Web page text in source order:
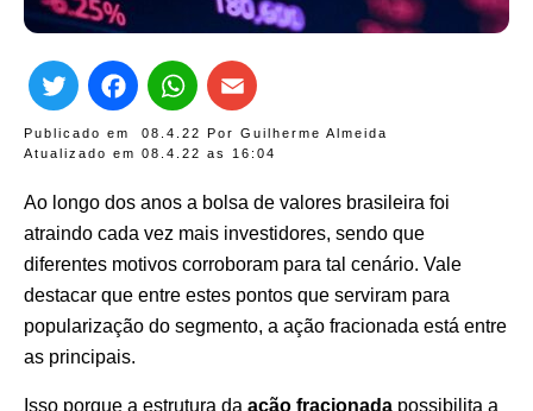
Publicado em 08.4.22 Por Guilherme Almeida
Atualizado em 08.4.22 as 16:04
TwitterFacebook
WhatsApp
Ao longo dos anos a bolsa de valores brasileira foi
atraindo cada vez mais investidores, sendo que
diferentes motivos corroboram para tal cenário. Vale
destacar que entre estes pontos que serviram para
popularização do segmento, a ação fracionada está entre
as principais.
Isso porque a estrutura da ação fracionada possibilita a